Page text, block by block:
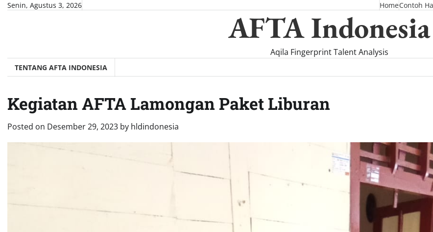
SkipSenin, Agustus 3, 2026 HomeContoh
AFTA Indonesia
Aqila Fingerprint Talent Analysis
TENTANG AFTA INDONESIA
Kegiatan AFTA Lamongan Paket Liburan
Posted on Desember 29, 2023 by hldindonesia